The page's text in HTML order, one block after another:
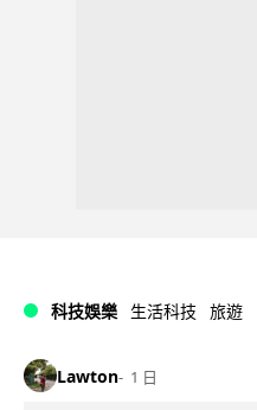
科技娛樂 生活科技 旅遊
Lawton 1 日